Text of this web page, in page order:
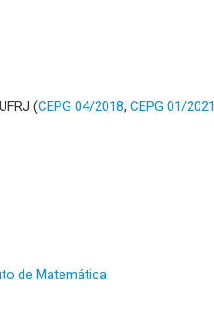
(CEPG 04/2018, CEPG 01/2021
de Matemática